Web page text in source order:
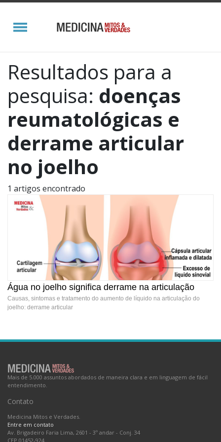
Resultados para a
pesquisa: doenças
reumatológicas e
derrame articular
no joelho
1 artigos encontrado
Água no joelho significa derrame na articulação
Causas, sintomas e tratamento do aumento de líquido na articulação do
joelho: derrame articular
Mais de 5.000 assuntos abordados de maneira clara e em linguagem de fácil
entendimento.
Contato
Medicina Mitos e Verdades.
Entre em contato
Av. Brigadeiro Faria Lima, 2601 - 3º andar - Conj. 34
CEP 01452-924